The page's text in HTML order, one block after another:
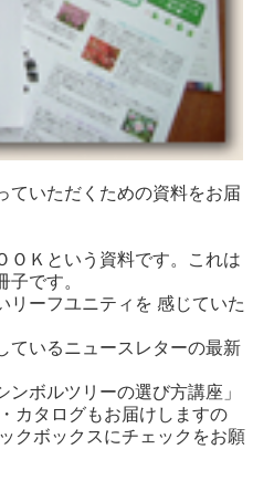
ていただくための資料をお届
ＯＫという資料です。これは
です。
リーフユニティを 感じていた
ているニュースレターの最新
ボルツリーの選び方講座」
カタログもお届けしますの
クボックスにチェックをお願